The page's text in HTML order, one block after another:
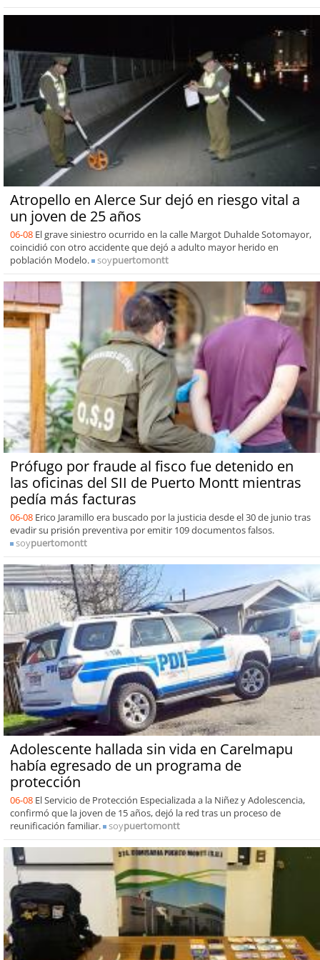
Atropello en Alerce Sur dejó en riesgo vital a
un joven de 25 años
06-08 El grave siniestro ocurrido en la calle Margot Duhalde Sotomayor,
coincidió con otro accidente que dejó a adulto mayor herido en
población Modelo.
soypuertomontt
Prófugo por fraude al fisco fue detenido en
las oficinas del SII de Puerto Montt mientras
pedía más facturas
06-08 Erico Jaramillo era buscado por la justicia desde el 30 de junio tras
evadir su prisión preventiva por emitir 109 documentos falsos.
soypuertomontt
Adolescente hallada sin vida en Carelmapu
había egresado de un programa de
protección
06-08 El Servicio de Protección Especializada a la Niñez y Adolescencia,
confirmó que la joven de 15 años, dejó la red tras un proceso de
reunificación familiar.
soypuertomontt